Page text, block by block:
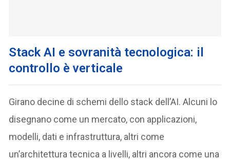
Stack AI e sovranità tecnologica: il
controllo è verticale
Girano decine di schemi dello stack dell’AI. Alcuni lo
disegnano come un mercato, con applicazioni,
modelli, dati e infrastruttura, altri come
un’architettura tecnica a livelli, altri ancora come una